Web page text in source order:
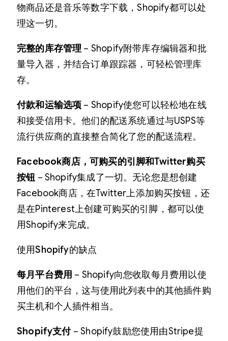
物商品还是音乐等数字下载，Shopify都可以处
理这一切。
完整的库存管理– Shopify附带库存编辑器和批
量导入器，并结合订单跟踪器，可轻松管理库
存。
付款和运输选项 – Shopify使您可以轻松地在线
和接受信用卡。他们的配送系统通过与USPS等
流行供应商的直接整合简化了您的配送流程。
Facebook商店，可购买的引脚和Twitter购买
按钮– Shopify集成了一切。无论您是想创建
Facebook商店，在Twitter上添加购买按钮，还
是在Pinterest上创建可购买的引脚，都可以使
用Shopify来完成。
使用Shopify的缺点
每月平台费用 – Shopify向您收取每月费用以使
用他们的平台，这与使用此列表中的其他插件购
买主机和个人插件相当。
Shopify支付– Shopify鼓励您使用由Stripe提